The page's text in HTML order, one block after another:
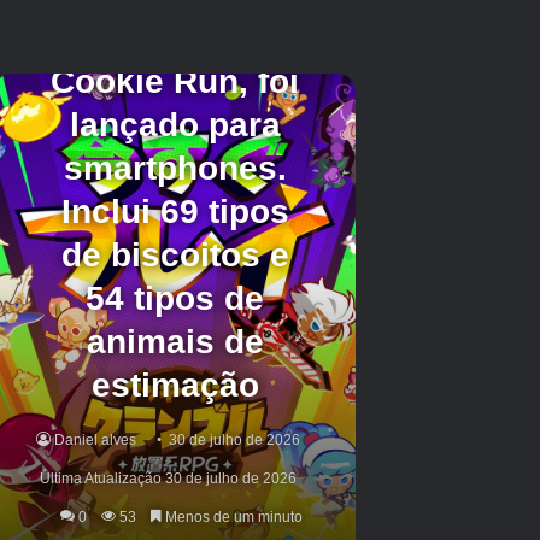
No entanto, o momento da modelagem de
caracteres pode variar de acordo com o
projeto, e é possível que Maruyama tenha sido
trazido posteriormente para atender às
necessidades específicas durante a produção.
Independentemente da identidade deste projeto
misterioso, um relatório recente afirmou que
um novoFire emblemaO jogo está planejado
para ser anunciado em 2025. Com base nas
práticas recentes da Nintendo, a nova entrada
na franquia de longa duração provavelmente
terá uma pequena lacuna de anúncio de
liberação em menos de um ano.